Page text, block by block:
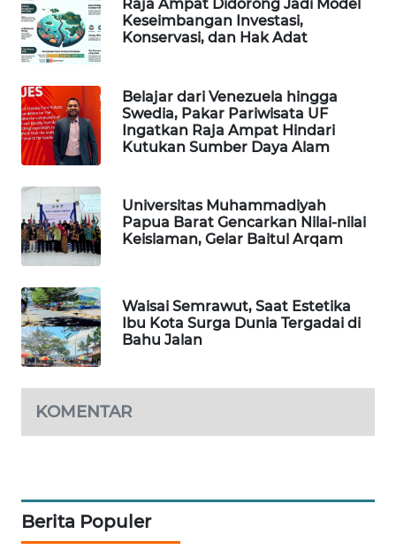
Raja Ampat Didorong Jadi Model
Keseimbangan Investasi,
Konservasi, dan Hak Adat
Belajar dari Venezuela hingga
Swedia, Pakar Pariwisata UF
Ingatkan Raja Ampat Hindari
Kutukan Sumber Daya Alam
Universitas Muhammadiyah
Papua Barat Gencarkan Nilai-nilai
Keislaman, Gelar Baitul Arqam
Waisai Semrawut, Saat Estetika
Ibu Kota Surga Dunia Tergadai di
Bahu Jalan
KOMENTAR
Berita Populer
AKHLAK
ID
PERAPKI
NEWS
SONYA
NEWS